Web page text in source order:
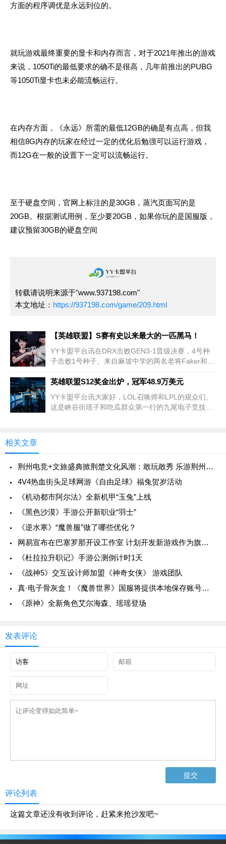
方面的程序调优是永远到位的。
就玩游戏最终重要的显卡和内存而言，对于2021年推出的游戏
来说，1050Ti的最低要求的确不是很高，几年前推出的PUBG
等1050Ti显卡也未必能流畅运行。
在内存方面，《永远》所需的最低12GB的确是有点高，但我
相信8G内存的玩家在经过一定的优化后勉强可以运行游戏，
而12G在一般的设置下一定可以流畅运行。
至于硬盘空间，官网上标注的是30GB，蒸汽页面写的是
20GB。根据测试用例，至少要20GB，如果你玩的是国服版，
建议预留30GB的硬盘空间
转载请说明来源于"www.937198.com"
本文地址： https://937198.com/game/209.html
上一篇
【英雄联盟】S赛有史以来最大的一匹黑马！
YY卡盟平台讯在DRX击败GEN3-1晋级决赛，4号种
子击败1号种子。来自麻坡中学的两名老将Faker和
下一篇
英雄联盟S12奖金出炉，冠军48.9万美元
YY卡盟平台讯大家好，LOL召唤师和LPL的观众们。
这是峡谷街瑶子和吃瓜群众第一行的九尾电子竞技。
相关文章
荆州电竞+文旅盛典掀荆楚文化风潮：敢玩敢秀 乐游荆州，英雄联盟手游全国联赛湖北省级赛震撼开幕！
4V4热血街头足球网游《自由足球》福兔贺岁活动
《机动都市阿尔法》全新机甲“玉兔”上线
《黑色沙漠》手游公开新职业“羽士”
《逆水寒》“魔兽服”做了哪些优化？
网易宣布在巴塞罗那开设工作室 计划开发新游戏作为旗舰作品
《杜拉拉升职记》手游公测倒计时1天
《战神5》交互设计师加盟《神奇女侠》 游戏团队
真·电子骨灰盒！《魔兽世界》国服将提供本地保存账号数据功能
《原神》全新角色艾尔海森、瑶瑶登场
发表评论
评论列表
这篇文章还没有收到评论，赶紧来抢沙发吧~